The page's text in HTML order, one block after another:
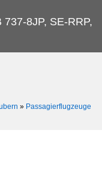
8JP, SE-RRP,
» Passagierflugzeuge